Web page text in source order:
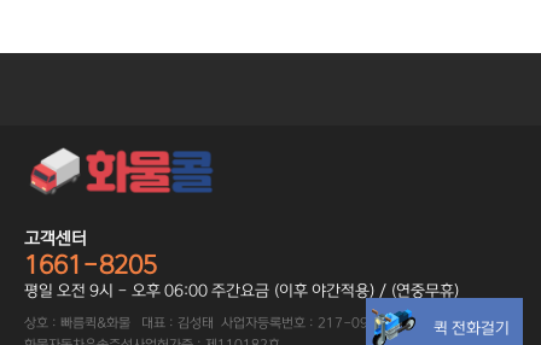
고객센터
1661-8205
평일 오전 9시 - 오후 06:00 주간요금 (이후 야간적용) / (연중무휴)
상호 : 빠름퀵&화물 대표 : 김성태 사업자등록번호 : 217-09-89402
퀵 전화걸기